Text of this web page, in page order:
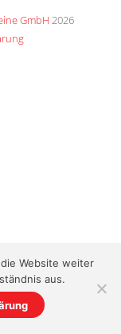
GmbH 2026
Website weiter
aus.